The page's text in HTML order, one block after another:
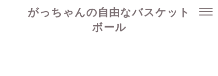
がっちゃんの自由なバスケット
ボール